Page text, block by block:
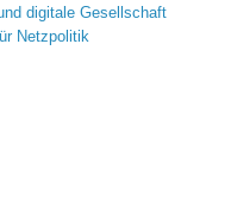
digitale Gesellschaft
Netzpolitik